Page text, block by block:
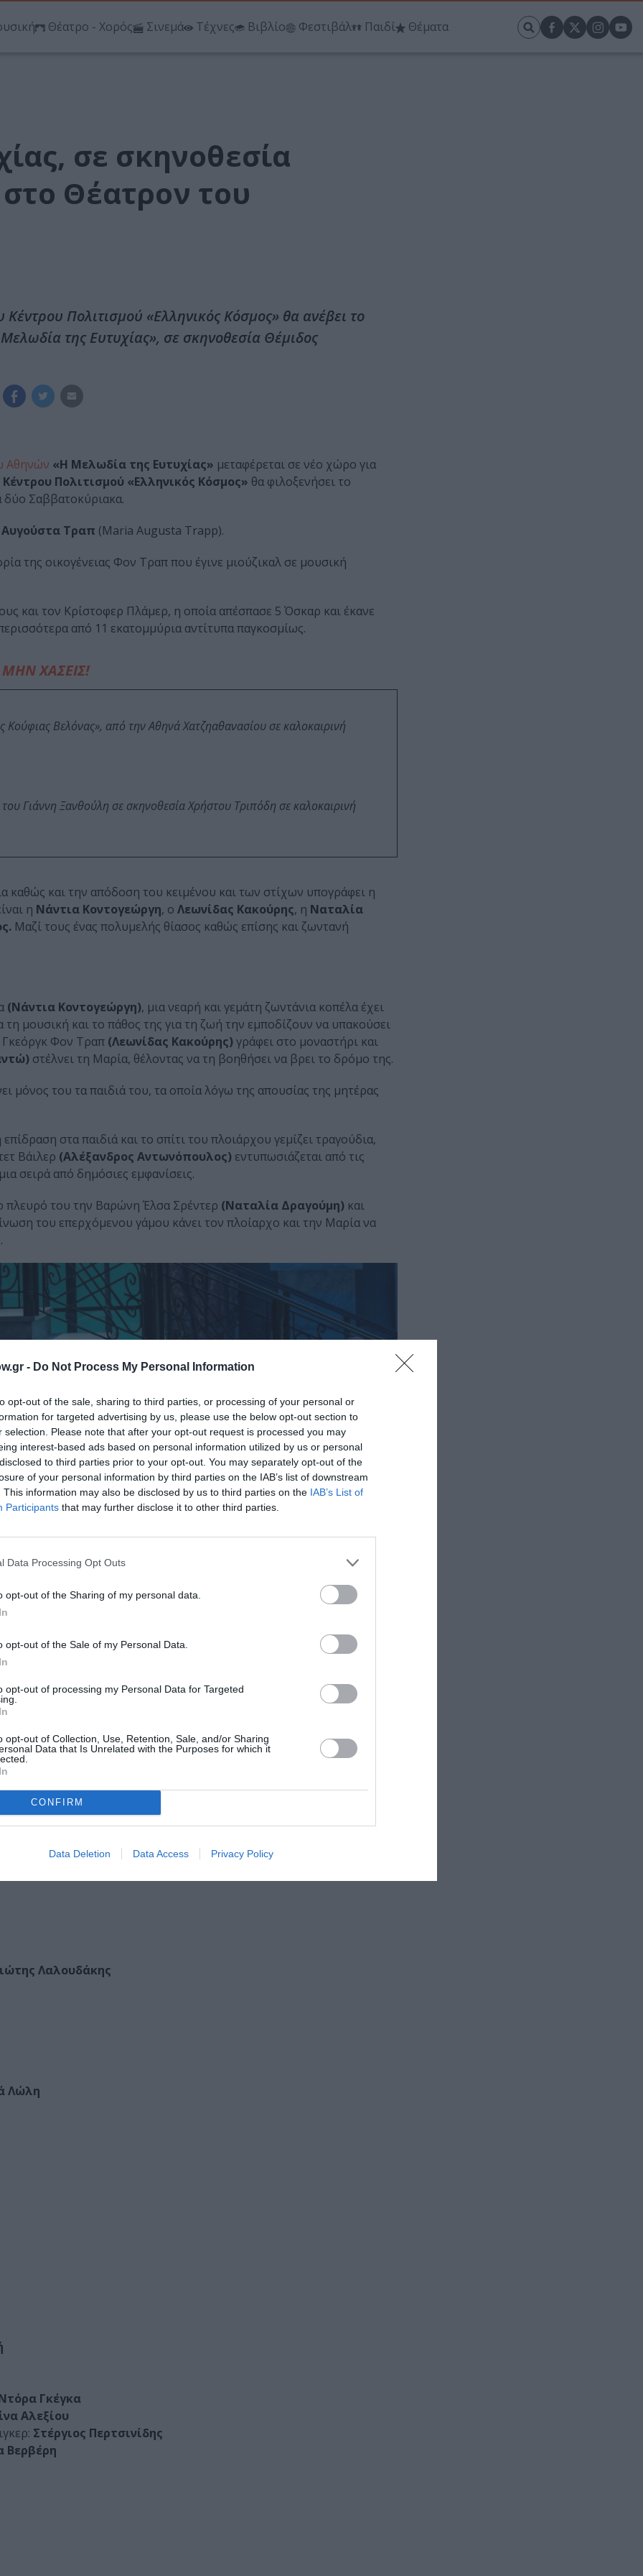
- Do Not Process My Personal Information
opt-out of the sale, sharing to third parties, or processing of your personal or
for targeted advertising by us, please use the below opt-out section to
selection. Please note that after your opt-out request is processed you may
interest-based ads based on personal information utilized by us or personal
to third parties prior to your opt-out. You may separately opt-out of the
of your personal information by third parties on the IAB’s list of downstream
This information may also be disclosed by us to third parties on the IAB’s List of
Participants that may further disclose it to other third parties.
Data Processing Opt Outs
opt-out of the Sharing of my personal data.
opt-out of the Sale of my Personal Data.
opt-out of processing my Personal Data for Targeted
opt-out of Collection, Use, Retention, Sale, and/or Sharing
Data that Is Unrelated with the Purposes for which it
CONFIRM
Data Deletion Data Access Privacy Policy
Θέατρο - Χορός Σινεμά Τέχνες Βιβλίο Φεστιβάλ Παιδί Θέματα
σε σκηνοθεσία
Θέατρον του
Πολιτισμού «Ελληνικός Κόσμος» θα ανέβει το
της Ευτυχίας», σε σκηνοθεσία Θέμιδος
Αθηνών «Η Μελωδία της Ευτυχίας» μεταφέρεται σε νέο χώρο για
Πολιτισμού «Ελληνικός Κόσμος» θα φιλοξενήσει το
δύο Σαββατοκύριακα.
Τραπ (Maria Augusta Trapp).
της οικογένειας Φον Τραπ που έγινε μιούζικαλ σε μουσική
και τον Κρίστοφερ Πλάμερ, η οποία απέσπασε 5 Όσκαρ και έκανε
από 11 εκατομμύρια αντίτυπα παγκοσμίως.
ΜΗΝ ΧΑΣΕΙΣ!
Κούφιας Βελόνας», από την Αθηνά Χατζηαθανασίου σε καλοκαιρινή
Γιάννη Ξανθούλη σε σκηνοθεσία Χρήστου Τριπόδη σε καλοκαιρινή
καθώς και την απόδοση του κειμένου και των στίχων υπογράφει η
η Νάντια Κοντογεώργη, ο Λεωνίδας Κακούρης, η Ναταλία
Μαζί τους ένας πολυμελής θίασος καθώς επίσης και ζωντανή
(Νάντια Κοντογεώργη), μια νεαρή και γεμάτη ζωντάνια κοπέλα έχει
μουσική και το πάθος της για τη ζωή την εμποδίζουν να υπακούσει
Γκεόργκ Φον Τραπ (Λεωνίδας Κακούρης) γράφει στο μοναστήρι και
στέλνει τη Μαρία, θέλοντας να τη βοηθήσει να βρει το δρόμο της.
μόνος του τα παιδιά του, τα οποία λόγω της απουσίας της μητέρας
στα παιδιά και το σπίτι του πλοιάρχου γεμίζει τραγούδια,
Βάιλερ (Αλέξανδρος Αντωνόπουλος) εντυπωσιάζεται από τις
σειρά από δημόσιες εμφανίσεις.
πλευρό του την Βαρώνη Έλσα Σρέντερ (Ναταλία Δραγούμη) και
του επερχόμενου γάμου κάνει τον πλοίαρχο και την Μαρία να
Λαλουδάκης
Λώλη
Γκέγκα
Αλεξίου
Στέργιος Περτσινίδης
Βερβέρη